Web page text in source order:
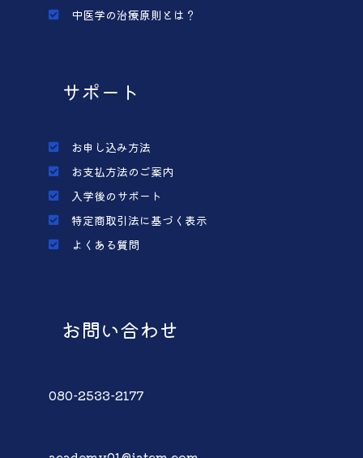
中医学の治療原則とは？
サポート
お申し込み方法
お支払方法のご案内
入学後のサポート
特定商取引法に基づく表示
よくある質問
お問い合わせ
080-2533-2177